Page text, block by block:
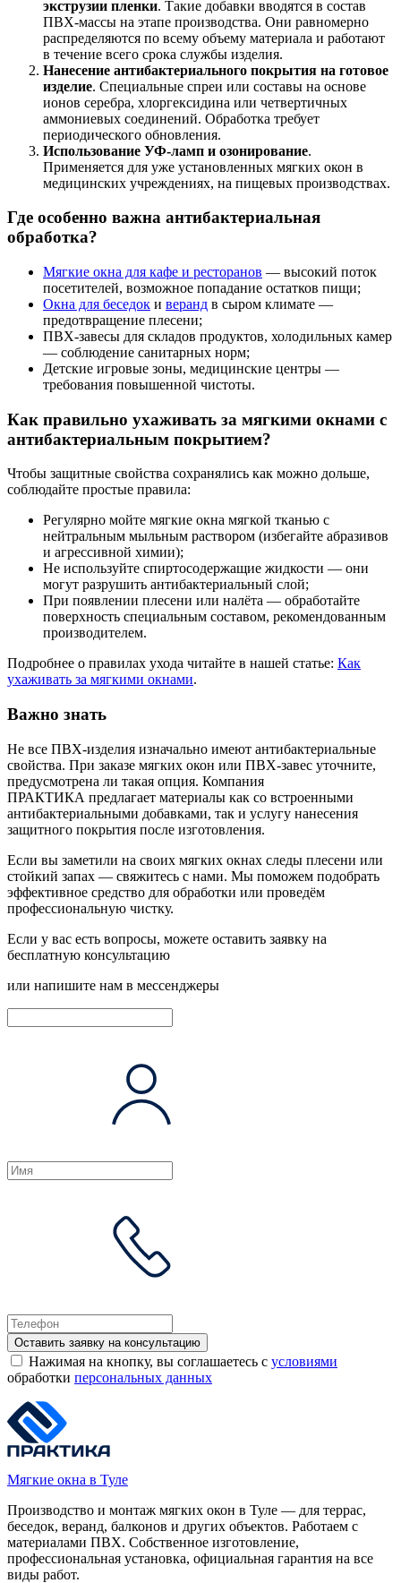
экструзии пленки. Такие добавки вводятся в состав
ПВХ-массы на этапе производства. Они равномерно
распределяются по всему объему материала и работают
в течение всего срока службы изделия.
Нанесение антибактериального покрытия на готовое
изделие. Специальные спреи или составы на основе
ионов серебра, хлоргексидина или четвертичных
аммониевых соединений. Обработка требует
периодического обновления.
Использование УФ-ламп и озонирование.
Применяется для уже установленных мягких окон в
медицинских учреждениях, на пищевых производствах.
Где особенно важна антибактериальная
обработка?
Мягкие окна для кафе и ресторанов — высокий поток
посетителей, возможное попадание остатков пищи;
Окна для беседок и веранд в сыром климате —
предотвращение плесени;
ПВХ-завесы для складов продуктов, холодильных камер
— соблюдение санитарных норм;
Детские игровые зоны, медицинские центры —
требования повышенной чистоты.
Как правильно ухаживать за мягкими окнами с
антибактериальным покрытием?
Чтобы защитные свойства сохранялись как можно дольше,
соблюдайте простые правила:
Регулярно мойте мягкие окна мягкой тканью с
нейтральным мыльным раствором (избегайте абразивов
и агрессивной химии);
Не используйте спиртосодержащие жидкости — они
могут разрушить антибактериальный слой;
При появлении плесени или налёта — обработайте
поверхность специальным составом, рекомендованным
производителем.
Подробнее о правилах ухода читайте в нашей статье: Как
ухаживать за мягкими окнами.
Важно знать
Не все ПВХ-изделия изначально имеют антибактериальные
свойства. При заказе мягких окон или ПВХ-завес уточните,
предусмотрена ли такая опция. Компания
ПРАКТИКА предлагает материалы как со встроенными
антибактериальными добавками, так и услугу нанесения
защитного покрытия после изготовления.
Если вы заметили на своих мягких окнах следы плесени или
стойкий запах — cвяжитесь с нами. Мы поможем подобрать
эффективное средство для обработки или проведём
профессиональную чистку.
Если у вас есть вопросы, можете оставить заявку на
бесплатную консультацию
или напишите нам в мессенджеры
Оставить заявку на консультацию
Нажимая на кнопку, вы соглашаетесь с условиями
обработки персональных данных
Мягкие окна в Туле
Производство и монтаж мягких окон в Туле — для террас,
беседок, веранд, балконов и других объектов. Работаем с
материалами ПВХ. Собственное изготовление,
профессиональная установка, официальная гарантия на все
виды работ.